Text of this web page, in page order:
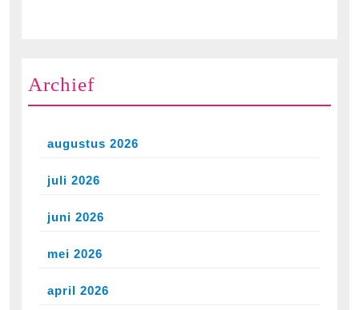
Archief
augustus 2026
juli 2026
juni 2026
mei 2026
april 2026